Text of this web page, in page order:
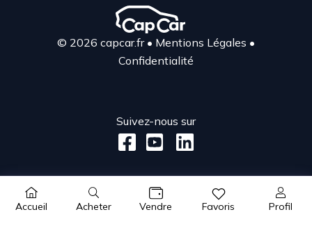
Accueil Acheter Vendre Favoris Profil
© 2026 capcar.fr• Mentions Légales •
Confidentialité
Suivez-nous sur